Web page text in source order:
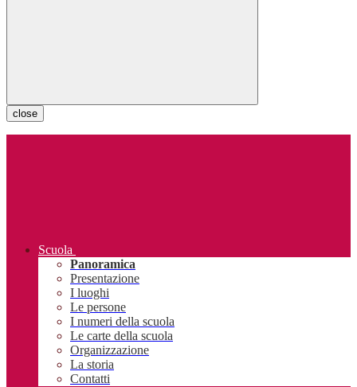
close
Scuola
Panoramica
Presentazione
I luoghi
Le persone
I numeri della scuola
Le carte della scuola
Organizzazione
La storia
Contatti